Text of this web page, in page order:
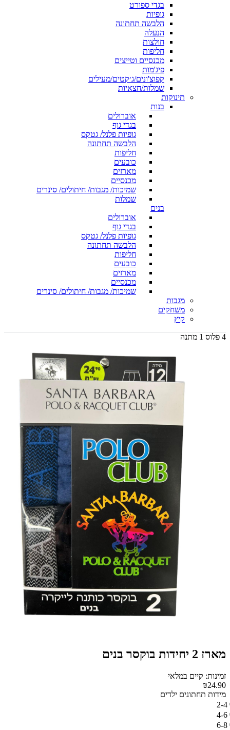
בגדי ספורט
גופיות
הלבשה תחתונה
הנעלה
חולצות
חליפות
מכנסיים וטייצים
פיג'מות
קפוצ'ונים/ג׳קטים/מעילים
שמלות/חצאיות
תינוקות
בנות
אוברולים
בגדי גוף
גופיות פלנל/ גטקס
הלבשה תחתונה
חליפות
כובעים
מארזים
מכנסיים
שמיכות/ מגבות/ חיתולים/ סינרים
שמלות
בנים
אוברולים
בגדי גוף
גופיות פלנל/ גטקס
הלבשה תחתונה
חליפות
כובעים
מארזים
מכנסיים
שמיכות/ מגבות/ חיתולים/ סינרים
מגבות
משחקים
קיץ
4 פלוס 1 מתנה
מארז 2 יחידות בוקסר בנים
זמינות: קיים במלאי
₪24.90
מידות תחתונים ילדים
2-4
4-6
6-8